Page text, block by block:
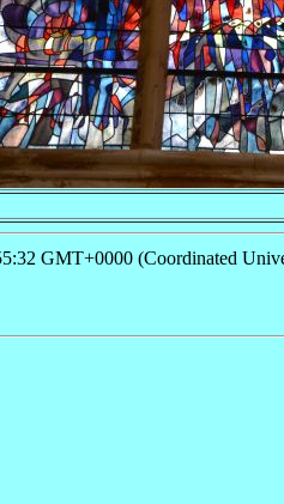
GMT+0000 (Coordinated